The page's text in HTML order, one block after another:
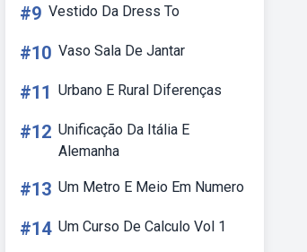
#9 Vestido Da Dress To
#10 Vaso Sala De Jantar
#11 Urbano E Rural Diferenças
#12 Unificação Da Itália E
Alemanha
#13 Um Metro E Meio Em Numero
#14 Um Curso De Calculo Vol 1